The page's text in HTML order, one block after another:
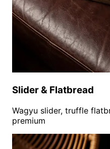
Slider & Flatbread
Wagyu slider, truffle
premium